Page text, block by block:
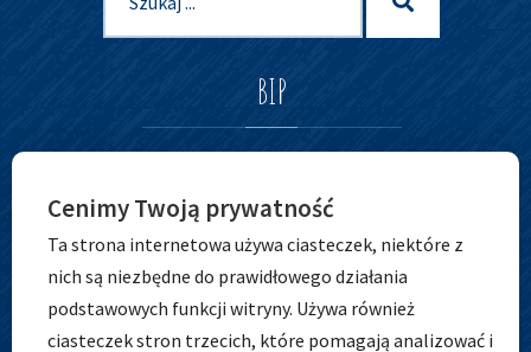
dla:
BIP
Cenimy Twoją prywatność
Ta strona internetowa używa ciasteczek, niektóre z
nich są niezbędne do prawidłowego działania
podstawowych funkcji witryny. Używa również
ciasteczek stron trzecich, które pomagają analizować i